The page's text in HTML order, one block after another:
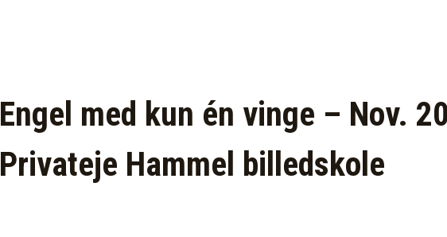
Engel med kun én vinge – Nov.
Privateje Hammel billedskole